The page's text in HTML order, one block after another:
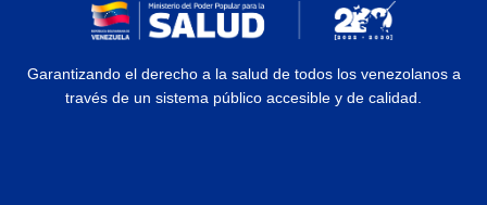
Garantizando el derecho a la salud de todos los venezolanos a
través de un sistema público accesible y de calidad.